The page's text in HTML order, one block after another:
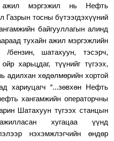
ажил мэргэжил нь Нефть
Газрын тосны бүтээгдэхүүний
байгууллагын алинд
тухайн ажил мэргэжлийн
бензин, шатахуун, тэсэрч,
харьцдаг, түүнийг түгээх,
адилхан хөдөлмөрийн хортой
хариуцагч “...зөвхөн Нефть
хангамжийн операторчны
Шатахуун түгээх станцын
хугацаа үүнд
нэхэмжлэгчийн өндөр